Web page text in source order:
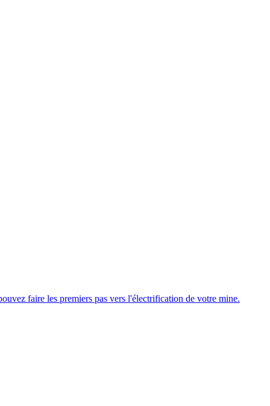
faire les premiers pas vers l'électrification de votre mine.